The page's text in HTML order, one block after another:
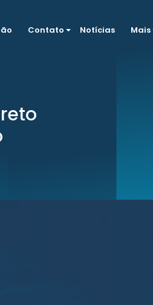
Contato Notícias Mais